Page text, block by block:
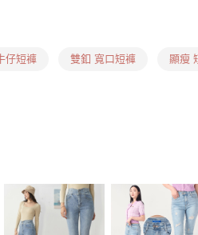
每筆NT$100，滿NT$1,899(含以上)免
仔短褲 雙釦 寬口短褲 顯瘦